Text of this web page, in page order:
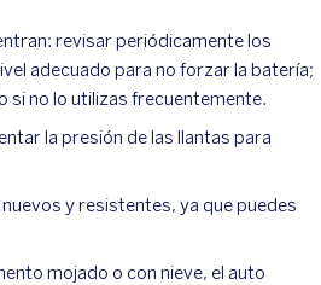
revisar periódicamente los
adecuado para no forzar la batería;
si no lo utilizas frecuentemente.
la presión de las llantas para
y resistentes, ya que puedes
mojado o con nieve, el auto